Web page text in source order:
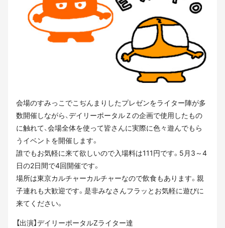
会場のすみっこでこぢんまりしたプレゼンをライター陣が多
数開催しながら、デイリーポータルＺの企画で使用したもの
に触れて、会場全体を使って皆さんに実際に色々遊んでもら
うイベントを開催します。
誰でもお気軽に来て欲しいので入場料は111円です。5月3～4
日の2日間で4回開催です。
場所は東京カルチャーカルチャーなので飲食もあります。親
子連れも大歓迎です。是非みなさんフラッとお気軽に遊びに
来てください。
【出演】デイリーポータルZライター達